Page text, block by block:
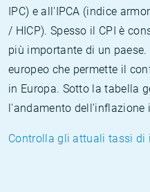
IPC) e all'IPCA (indice
/ HICP). Spesso il CPI è
più importante di un paese.
europeo che permette il
in Europa. Sotto la tabella
l'andamento dell'inflazione
Controlla gli attuali tassi di